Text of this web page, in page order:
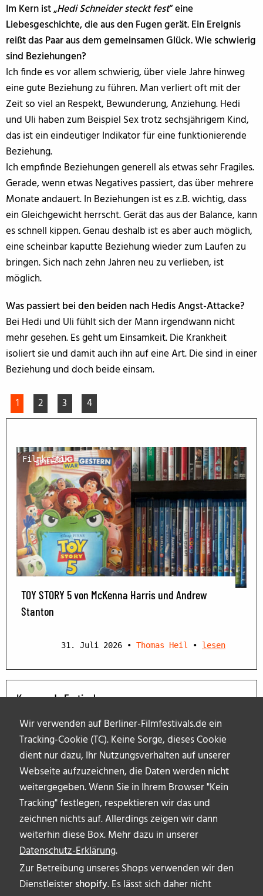
Wir verwenden auf Berliner-Filmfestivals.de ein
Tracking-Cookie (TC). Keine Sorge, dieses Cookie
dient nur dazu, Ihr Nutzungsverhalten auf unserer
Webseite aufzuzeichnen, die Daten werden nicht
weitergegeben. Wenn Sie in Ihrem Browser "Kein
Tracking" festlegen, respektieren wir das und
zeichnen nichts auf. Allerdings zeigen wir dann
weiterhin diese Box. Mehr dazu in unserer
Datenschutz-Erklärung.
Zur Betreibung unseres Shops verwenden wir den
Dienstleistershopify. Es lässt sich daher nicht
Im Kern ist „Hedi Schneider steckt fest“ eine
Liebesgeschichte, die aus den Fugen gerät. Ein Ereignis
reißt das Paar aus dem gemeinsamen Glück. Wie schwierig
sind Beziehungen?
Ich finde es vor allem schwierig, über viele Jahre hinweg
eine gute Beziehung zu führen. Man verliert oft mit der
Zeit so viel an Respekt, Bewunderung, Anziehung. Hedi
und Uli haben zum Beispiel Sex trotz sechsjährigem Kind,
das ist ein eindeutiger Indikator für eine funktionierende
Beziehung.
Ich empfinde Beziehungen generell als etwas sehr Fragiles.
Gerade, wenn etwas Negatives passiert, das über mehrere
Monate andauert. In Beziehungen ist es z.B. wichtig, dass
ein Gleichgewicht herrscht. Gerät das aus der Balance, kann
es schnell kippen. Genau deshalb ist es aber auch möglich,
eine scheinbar kaputte Beziehung wieder zum Laufen zu
bringen. Sich nach zehn Jahren neu zu verlieben, ist
möglich.
Was passiert bei den beiden nach Hedis Angst-Attacke?
Bei Hedi und Uli fühlt sich der Mann irgendwann nicht
mehr gesehen. Es geht um Einsamkeit. Die Krankheit
isoliert sie und damit auch ihn auf eine Art. Die sind in einer
Beziehung und doch beide einsam.
1 2 3 4
Filmkritik
TOY STORY 5 von McKenna Harris und Andrew
Stanton
31. Juli 2026 • Thomas Heil • lesen
Kommende Festivals